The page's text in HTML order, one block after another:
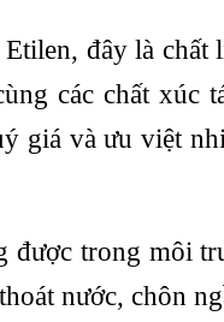
đây là chất
các chất xúc
giá và ưu việt
được trong môi
nước, chôn